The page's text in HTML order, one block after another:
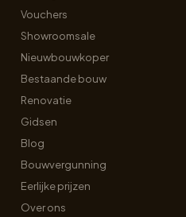
Vouchers
Showroomsale
Nieuwbouwkoper
Bestaande bouw
Renovatie
Gidsen
Blog
Bouwvergunning
Eerlijke prijzen
Over ons